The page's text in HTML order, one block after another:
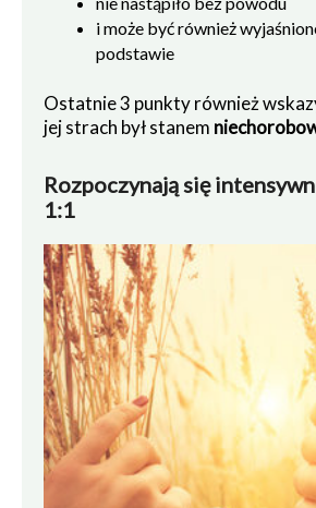
i może być również
podstawie
Ostatnie 3 punkty również
jej strach był stanem
Rozpoczynają się
1:1